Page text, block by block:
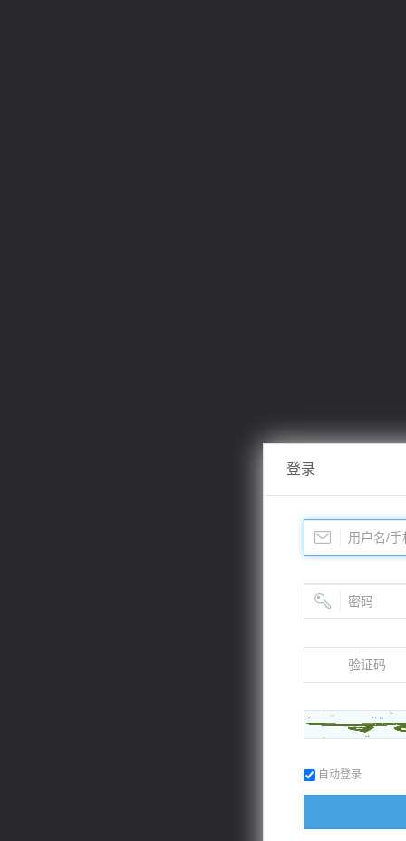
登录
自动登录